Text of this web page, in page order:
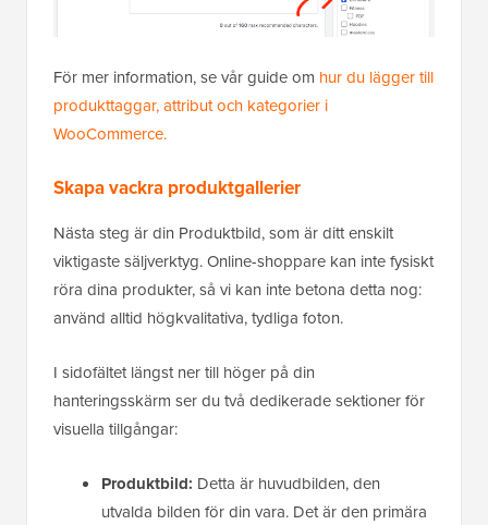
För mer information, se vår guide om hur du lägger till
produkttaggar, attribut och kategorier i
WooCommerce.
Skapa vackra produktgallerier
Nästa steg är din Produktbild, som är ditt enskilt
viktigaste säljverktyg. Online-shoppare kan inte fysiskt
röra dina produkter, så vi kan inte betona detta nog:
använd alltid högkvalitativa, tydliga foton.
I sidofältet längst ner till höger på din
hanteringsskärm ser du två dedikerade sektioner för
visuella tillgångar:
Produktbild: Detta är huvudbilden, den
utvalda bilden för din vara. Det är den primära